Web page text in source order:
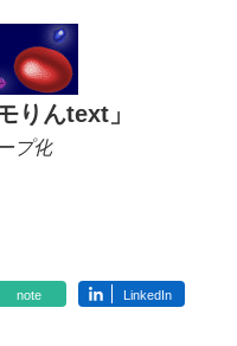
りんtext」
プ化
note LinkedIn